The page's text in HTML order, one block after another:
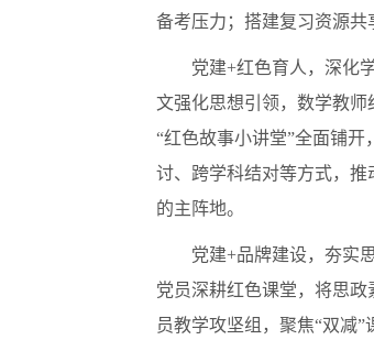
备考压力；搭建复习资源共
党建+红色育人，深化
文强化思想引领，数学教师
“红色故事小讲堂”全面铺
讨、跨学科结对等方式，
的主阵地。
党建+品牌建设，夯实
党员深耕红色课堂，将思
员教学攻坚组，聚焦“双减